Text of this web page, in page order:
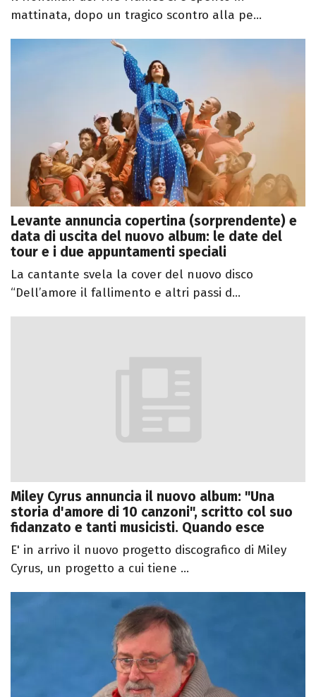
mattinata, dopo un tragico scontro alla pe...
Levante annuncia copertina (sorprendente) e
data di uscita del nuovo album: le date del
tour e i due appuntamenti speciali
La cantante svela la cover del nuovo disco
“Dell’amore il fallimento e altri passi d...
Miley Cyrus annuncia il nuovo album: "Una
storia d'amore di 10 canzoni", scritto col suo
fidanzato e tanti musicisti. Quando esce
E' in arrivo il nuovo progetto discografico di Miley
Cyrus, un progetto a cui tiene ...